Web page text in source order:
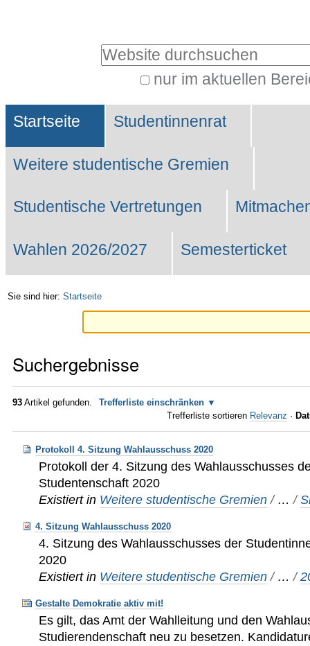
Website durchsuchen
nur im aktuellen
Suche…
Sektionen
Startseite Studentinnenrat
Weitere studentische Gremien
Studentische Vertretungen
Wahlen 2026/2027 Semesterticket
Sie sind hier: Startseite
Suchergebnisse
93 Artikel gefunden.
Trefferliste einschränken
Trefferliste sortieren Relevanz ·
Protokoll 4. Sitzung Wahlausschuss 2020
Protokoll der 4. Sitzung des Wahlausschusses
Studentenschaft 2020
Existiert in Weitere studentische Gremien / …/
4. Sitzung Wahlausschuss 2020
4. Sitzung des Wahlausschusses der
2020
Existiert in Weitere studentische Gremien / …/
Gestalte Demokratie aktiv mit!
Es gilt, das Amt der Wahlleitung und den
Studierendenschaft neu zu besetzen.